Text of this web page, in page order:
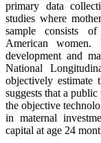
primary data
studies where
sample consists of
American
development and
National
objectively estimate
suggests that a
the objective
in maternal
capital at age 24